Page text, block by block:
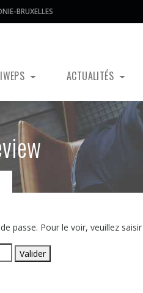
BRUXELLES
IWEPS ACTUALITÉS
passe. Pour le voir, veuillez